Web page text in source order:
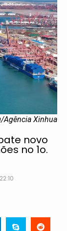
Agência Xinhua
novo
no 1o.
22:10